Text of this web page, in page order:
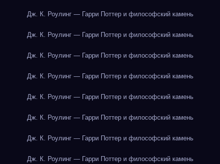
Дж. К. Роулинг — Гарри Поттер и философский камень
Дж. К. Роулинг — Гарри Поттер и философский камень
Дж. К. Роулинг — Гарри Поттер и философский камень
Дж. К. Роулинг — Гарри Поттер и философский камень
Дж. К. Роулинг — Гарри Поттер и философский камень
Дж. К. Роулинг — Гарри Поттер и философский камень
Дж. К. Роулинг — Гарри Поттер и философский камень
Дж. К. Роулинг — Гарри Поттер и философский камень